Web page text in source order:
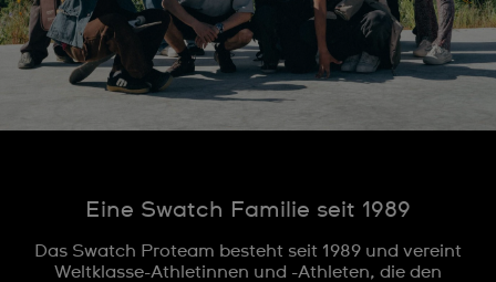
Eine Swatch Familie seit 1989
Das Swatch Proteam besteht seit 1989 und vereint
Weltklasse-Athletinnen und -Athleten, die den